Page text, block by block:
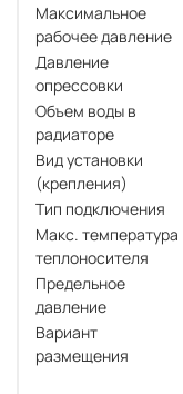
Максимальное
рабочее давление
Давление
опрессовки
Объем воды в
радиаторе
Вид установки
(крепления)
Тип подключения
Макс. температура
теплоносителя
Предельное
давление
Вариант
размещения